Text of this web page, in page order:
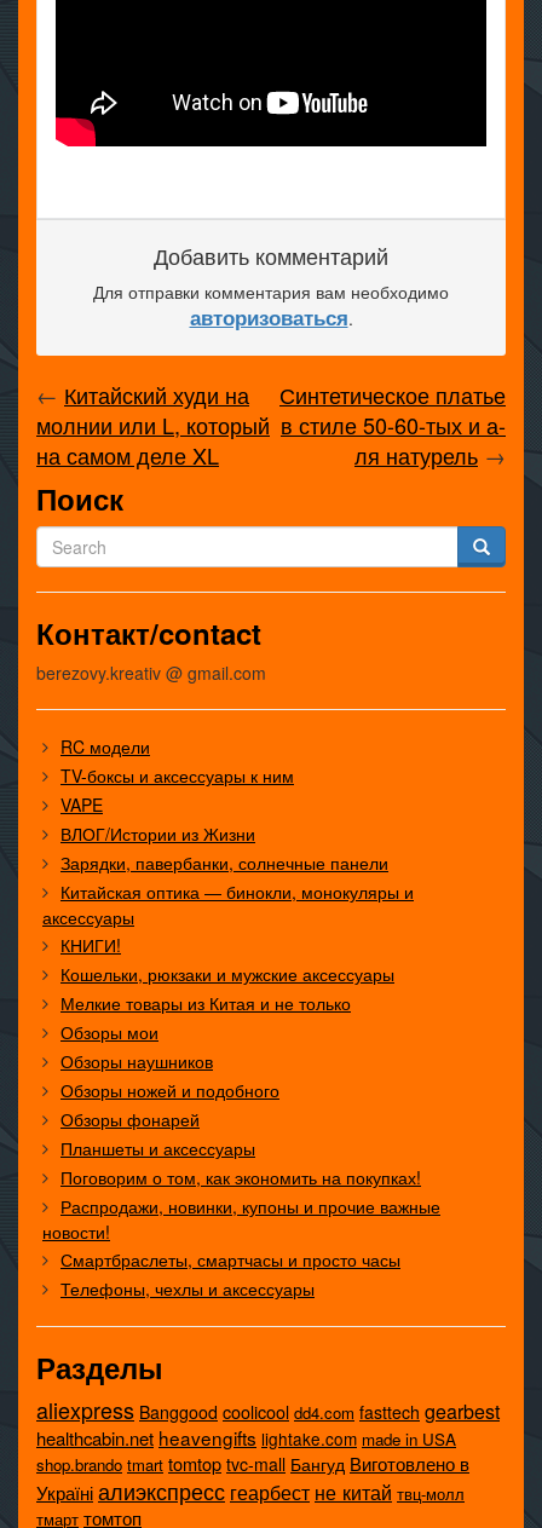
Добавить комментарий
Для отправки комментария вам необходимо
авторизоваться.
← Китайский худи на
молнии или L, который
на самом деле XL
Синтетическое платье
в стиле 50-60-тых и а-
ля натурель →
Поиск
Контакт/contact
berezovy.kreativ @ gmail.com
RC модели
TV-боксы и аксессуары к ним
VAPE
ВЛОГ/Истории из Жизни
Зарядки, павербанки, солнечные панели
Китайская оптика — бинокли, монокуляры и
аксессуары
КНИГИ!
Кошельки, рюкзаки и мужские аксессуары
Мелкие товары из Китая и не только
Обзоры мои
Обзоры наушников
Обзоры ножей и подобного
Обзоры фонарей
Планшеты и аксессуары
Поговорим о том, как экономить на покупках!
Распродажи, новинки, купоны и прочие важные
новости!
Смартбраслеты, смартчасы и просто часы
Телефоны, чехлы и аксессуары
Разделы
aliexpress Banggood coolicool dd4.com fasttech gearbest
healthcabin.net heavengifts lightake.com made in USA
shop.brando tmart tomtop tvc-mall Бангуд Виготовлено в
Україніалиэкспресс геарбест не китай твц-молл
тмарт томтоп